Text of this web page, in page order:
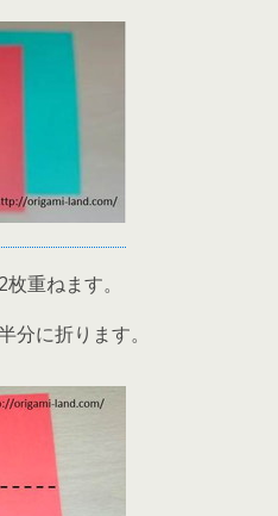
重ねます。
分に折ります。